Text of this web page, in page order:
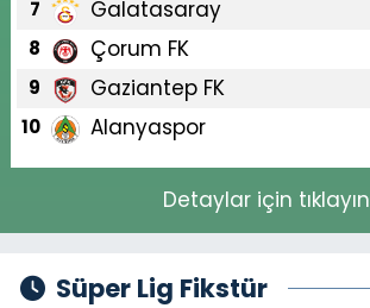
7 Galatasaray
8 Çorum FK
9 Gaziantep FK
10 Alanyaspor
Detaylar için tıklayın
Süper Lig Fikstür